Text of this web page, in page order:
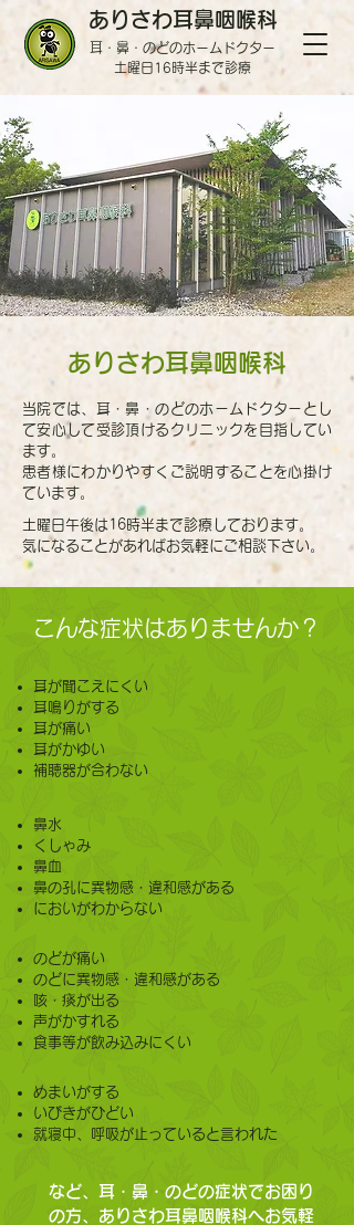
ありさわ耳鼻咽喉科
耳・鼻・のどのホームドクター
土曜日16時半まで診療
ありさわ耳鼻咽喉科
当院では、耳・鼻・のどのホームドクターとし
て安心して受診頂けるクリニックを目指してい
ます。
患者様にわかりやすくご説明することを心掛け
ています。
土曜日午後は16時半まで診療しております。
気になることがあればお気軽にご相談下さい。
こんな症状はありませんか？
耳が聞こえにくい
耳鳴りがする
耳が痛い
耳がかゆい
補聴器が合わない
鼻水
くしゃみ
鼻血
鼻の孔に異物感・違和感がある
においがわからない
のどが痛い
のどに異物感・違和感がある
咳・痰が出る
声がかすれる
食事等が飲み込みにくい
めまいがする
いびきがひどい
就寝中、呼吸が止っていると言われた
など、耳・鼻・のどの症状でお困り
の方、ありさわ耳鼻咽喉科へお気軽